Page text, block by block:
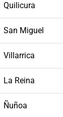
Quilicura
San Miguel
Villarrica
La Reina
Ñuñoa